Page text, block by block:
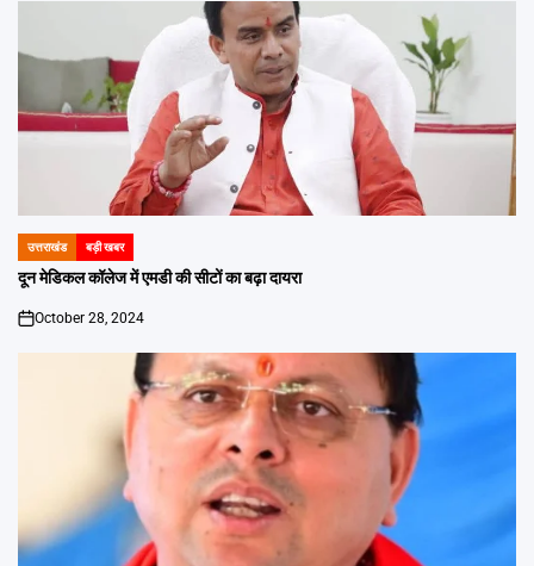
POSTED
IN
उत्तराखंड बड़ी खबर
दून मेडिकल कॉलेज में एमडी की सीटों का बढ़ा दायरा
on
October 28, 2024